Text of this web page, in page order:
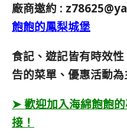
廠商邀約 :
飽飽的鳳梨城堡
食記、遊記皆有時效
告的菜單、優惠活動為
➤ 歡迎加入海綿飽飽
接！